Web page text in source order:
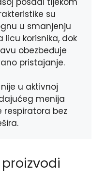
su
u smanjenju
korisnika, dok
obezbeđuje
pristajanje.
u aktivnoj
menija
bez